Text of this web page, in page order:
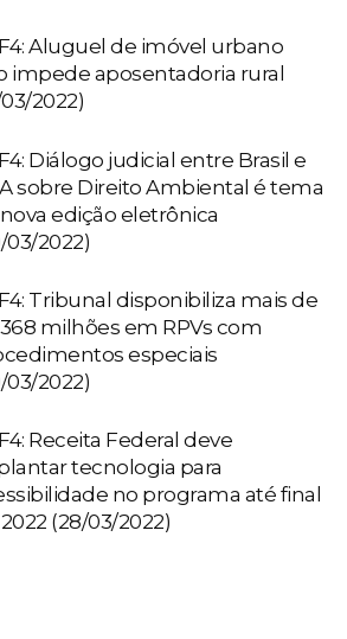
Aluguel de imóvel urbano
impede aposentadoria rural
03/2022)
Diálogo judicial entre Brasil e
sobre Direito Ambiental é tema
edição eletrônica
03/2022)
Tribunal disponibiliza mais de
368 milhões em RPVs com
especiais
03/2022)
Receita Federal deve
tecnologia para
no programa até final
(28/03/2022)